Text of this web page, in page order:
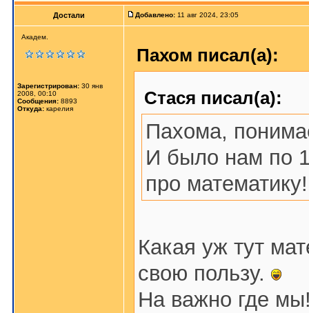
Достали Добавлено: 11 авг 2024, 23:05
Академ.
Зарегистрирован: 30 янв
2008, 00:10
Сообщения: 8893
Откуда: карелия
Пахом писал(а):
Стася писал(а):
Пахома,
И было нам по
про
Какая уж тут
свою пользу.
На важно где